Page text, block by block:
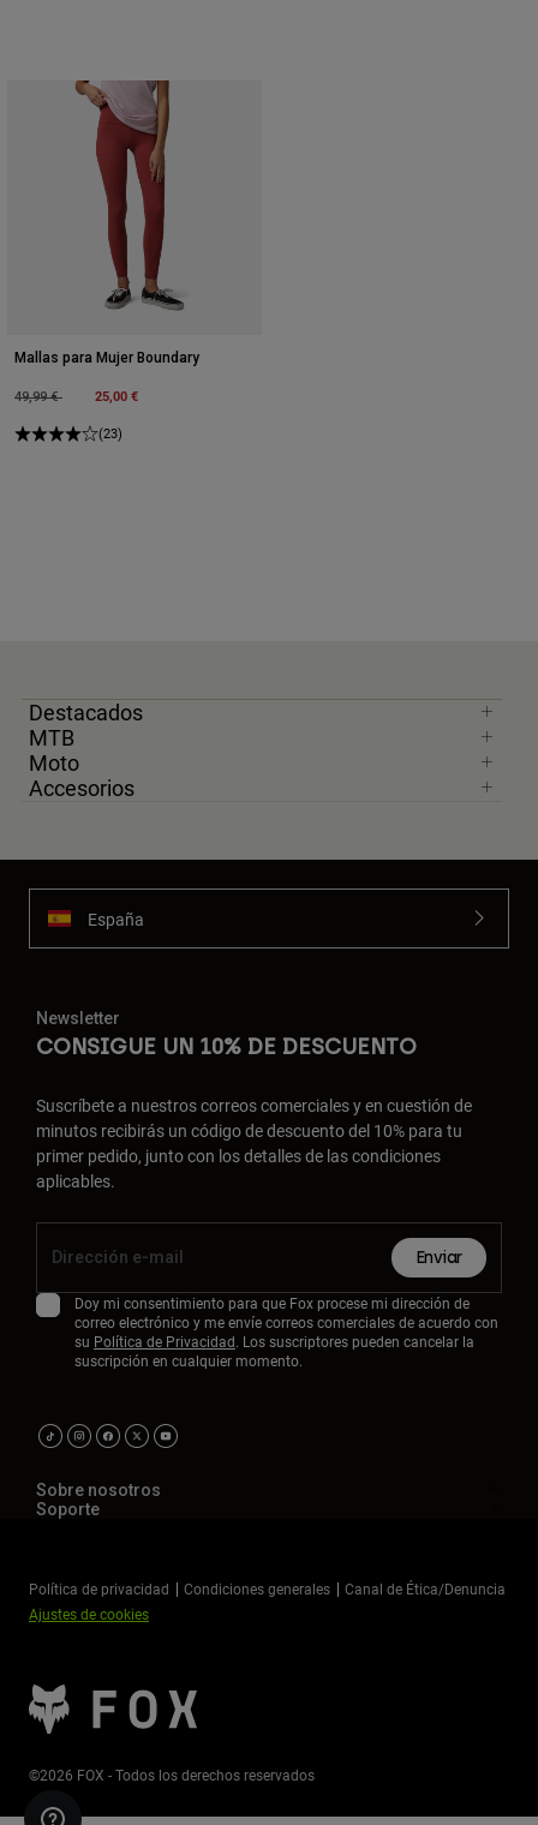
Mallas para Mujer Boundary
Price reduced from
49,99 €to 25,00 €
(23)
Destacados
MTB
Moto
Accesorios
España
Newsletter
CONSIGUE UN 10% DE DESCUENTO
Suscríbete a nuestros correos comerciales y en cuestión de
minutos recibirás un código de descuento del 10% para tu
primer pedido, junto con los detalles de las condiciones
aplicables.
Enviar
Doy mi consentimiento para que Fox procese mi dirección de
correo electrónico y me envíe correos comerciales de acuerdo con
su Política de Privacidad. Los suscriptores pueden cancelar la
suscripción en cualquier momento.
Sobre nosotros
Soporte
Política de privacidad Condiciones generales
Canal de Ética/Denuncia
Ajustes de cookies
©2026 FOX - Todos los derechos reservados